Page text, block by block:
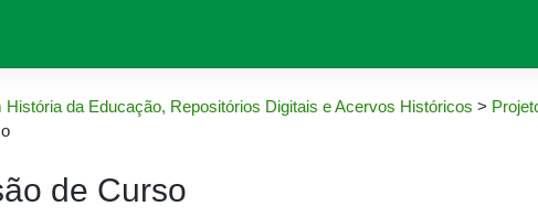
da Educação, Repositórios Digitais e Acervos Históricos >
de Curso